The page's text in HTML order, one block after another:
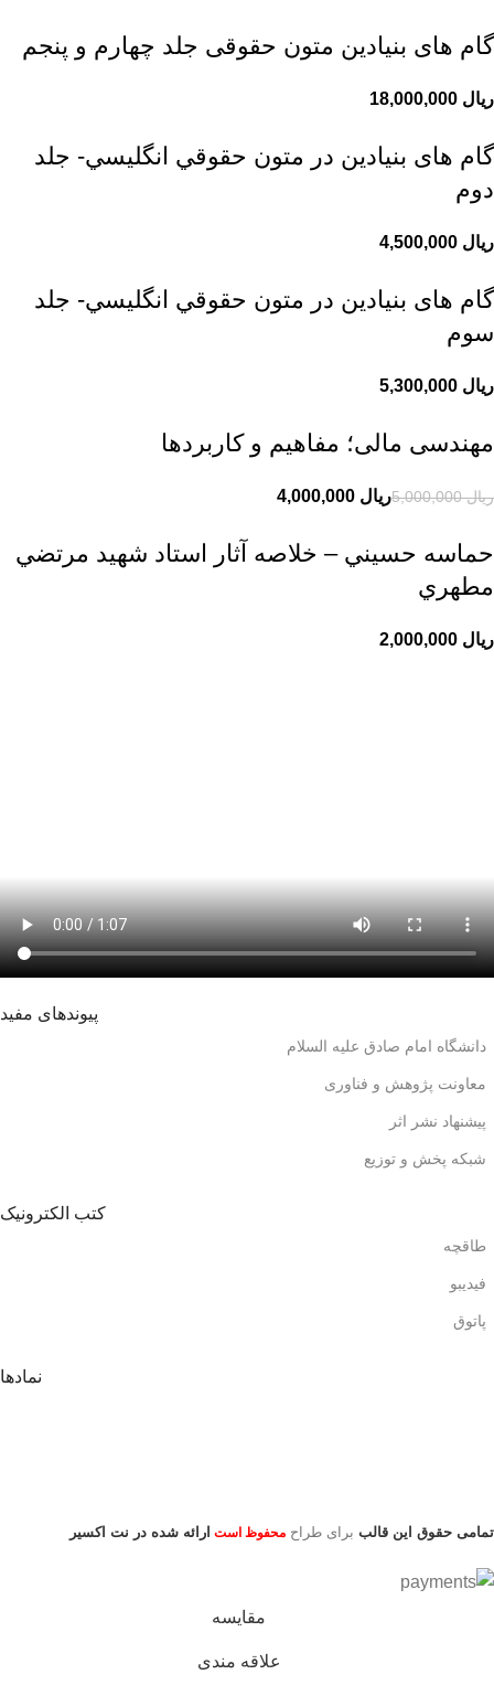
گام های بنیادین متون حقوقی جلد چهارم و پنجم
ریال
گام های بنیادین در متون حقوقي انگليسي- جلد
دوم
ریال
گام های بنیادین در متون حقوقي انگليسي- جلد
سوم
ریال
مهندسی مالی؛ مفاهیم و کاربردها
ریال5,000,000 ریال
حماسه حسيني – خلاصه آثار استاد شهيد مرتضي
مطهري
ریال
پیوندهای مفید
دانشگاه امام صادق علیه السلام
معاونت پژوهش و فناوری
پیشنهاد نشر اثر
شبکه پخش و توزیع
کتب الکترونیک
طاقچه
فیدیبو
پاتوق
نمادها
تمامی حقوق این قالب برای طراح محفوظ است ارائه شده در نت اکسیر
مقایسه
علاقه مندی